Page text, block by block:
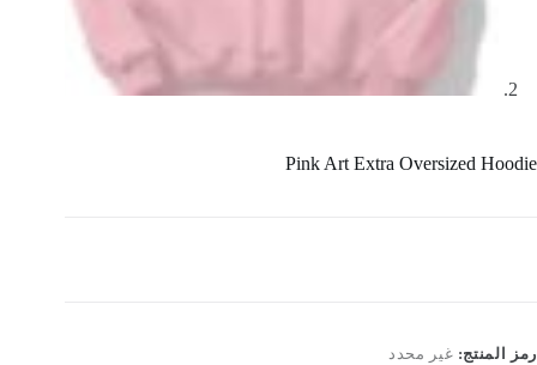
Pink Art Extra Oversized Hoodie
رمز المنتج: غير محدد